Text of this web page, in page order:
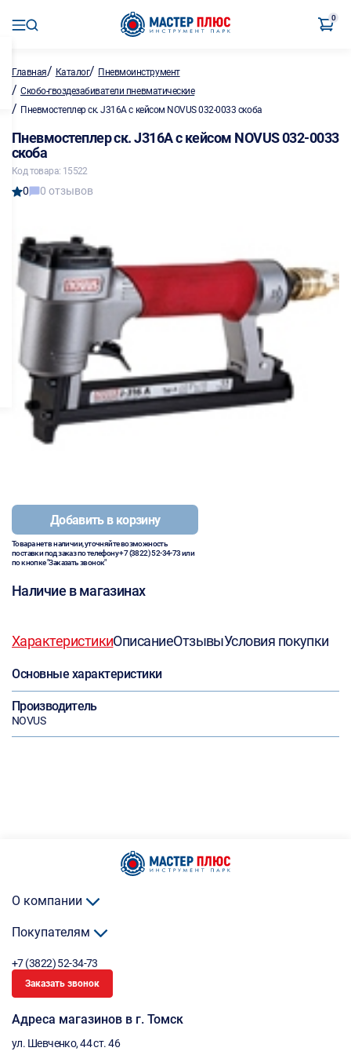
0
Главная/ Каталог/ Пневмоинструмент
/ Скобо-гвоздезабиватели пневматические
/ Пневмостеплер ск. J316A с кейсом NOVUS 032-0033 скоба
Пневмостеплер ск. J316A с кейсом NOVUS 032-0033
скоба
Код товара: 15522
0 0 отзывов
Добавить в корзину
Товара нет в наличии, уточняйте возможность
поставки под заказ по телефону+7 (3822) 52-34-73или
по кнопке "Заказать звонок"
Наличие в магазинах
ХарактеристикиОписаниеОтзывыУсловия покупки
Основные характеристики
Производитель
NOVUS
О компании
Покупателям
+7 (3822) 52-34-73
Заказать звонок
Адреса магазинов в г. Томск
ул. Шевченко, 44 ст. 46